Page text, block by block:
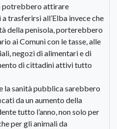
potrebbero attirare
trasferirsi all’Elba invece che
della penisola, porterebbero
ai Comuni con le tasse, alle
negozi di alimentari e di
di cittadini attivi tutto
la sanità pubblica sarebbero
da un aumento della
tutto l’anno, non solo per
per gli animali da